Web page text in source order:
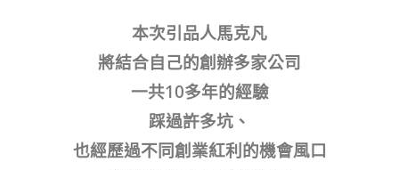
本次引品人馬克凡
將結合自己的創辦多家公司
一共10多年的經驗
踩過許多坑、
也經歷過不同創業紅利的機會風口